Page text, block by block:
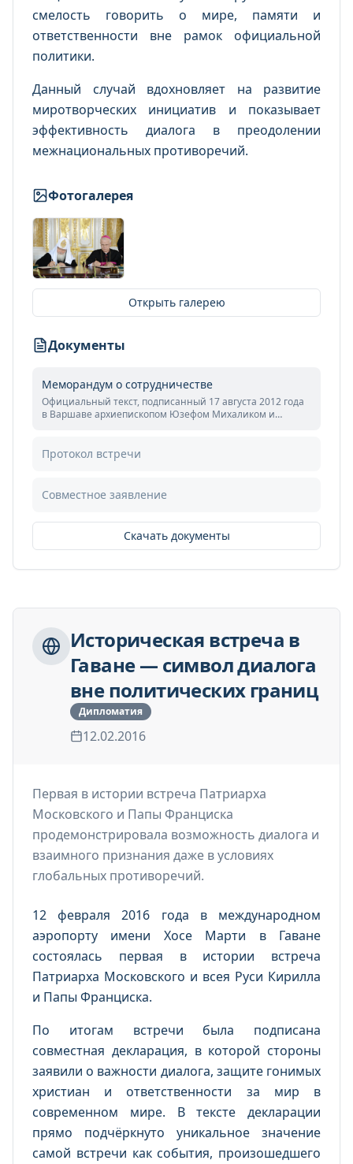
смелость говорить о мире, памяти и
ответственности вне рамок официальной
политики.
Данный случай вдохновляет на развитие
миротворческих инициатив и показывает
эффективность диалога в преодолении
межнациональных противоречий.
Фотогалерея
Открыть галерею
Документы
Меморандум о сотрудничестве
Официальный текст, подписанный 17 августа 2012 года
в Варшаве архиепископом Юзефом Михаликом и
Протокол встречи
Совместное заявление
Скачать документы
Историческая встреча в
Гаване — символ диалога
вне политических границ
Дипломатия
12.02.2016
Первая в истории встреча Патриарха
Московского и Папы Франциска
продемонстрировала возможность диалога и
взаимного признания даже в условиях
глобальных противоречий.
12 февраля 2016 года в международном
аэропорту имени Хосе Марти в Гаване
состоялась первая в истории встреча
Патриарха Московского и всея Руси Кирилла
и Папы Франциска.
По итогам встречи была подписана
совместная декларация, в которой стороны
заявили о важности диалога, защите гонимых
христиан и ответственности за мир в
современном мире. В тексте декларации
прямо подчёркнуто уникальное значение
самой встречи как события, произошедшего